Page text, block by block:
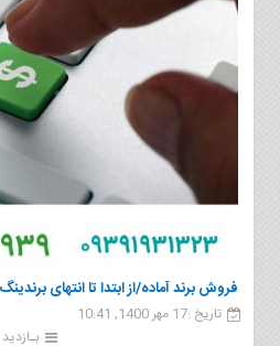
فروش برند آماده/از ابتدا تا انتهای برندینگ در
تاریخ :17 مهر 1400, 10:41
بـازدید :